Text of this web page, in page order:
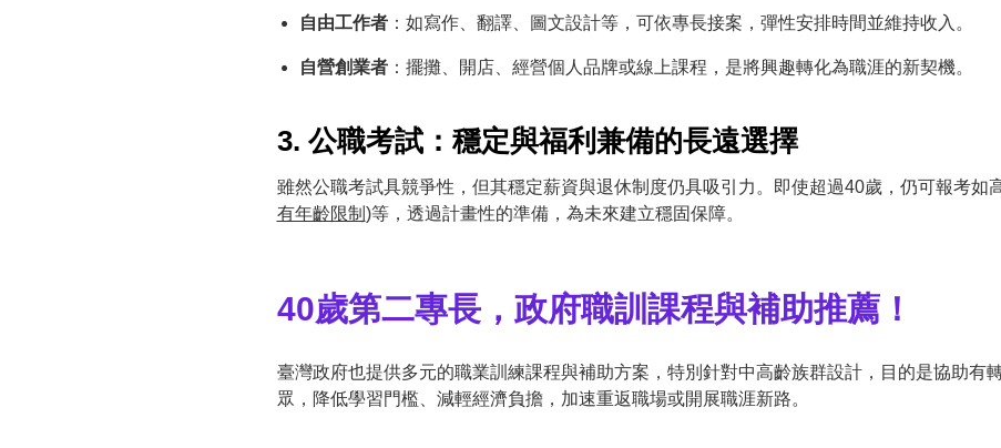
自由工作者：如寫作、翻譯、圖文設計等，可依專長接案，彈性安排時間並維持收入。
自營創業者：擺攤、開店、經營個人品牌或線上課程，是將興趣轉化為職涯的新契機。
3. 公職考試：穩定與福利兼備的長遠選擇
雖然公職考試具競爭性，但其穩定薪資與退休制度仍具吸引力。即使超過40歲，仍可報考如
有年齡限制 )等，透過計畫性的準備，為未來建立穩固保障。
40歲第二專長，政府職訓課程與補助推薦！
臺灣政府也提供多元的職業訓練課程與補助方案，特別針對中高齡族群設計，目的是協助有
眾，降低學習門檻、減輕經濟負擔，加速重返職場或開展職涯新路。